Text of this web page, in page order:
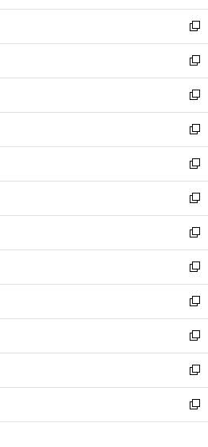
開
く
ウ
で
開
く
ン
ド
ウ
で
開
く
新
し
い
ウ
ィ
ン
ド
ウ
で
開
く
新
し
い
ウ
ィ
ン
ド
ウ
で
開
く
新
し
い
ウ
ィ
ン
ド
ウ
で
開
く
新
し
い
ウ
ィ
ン
ド
ウ
で
開
く
新
し
い
ウ
ィ
ン
ド
ウ
で
開
く
新
し
い
ウ
ィ
ン
ド
ウ
で
開
く
新
し
い
ウ
ィ
ン
ド
ウ
で
開
く
新
し
い
ウ
ィ
ン
ド
ウ
で
開
新
し
い
ウ
ィ
ン
ド
ウ
新
し
い
ウ
ィ
ン
新
し
い
ウ
新
し